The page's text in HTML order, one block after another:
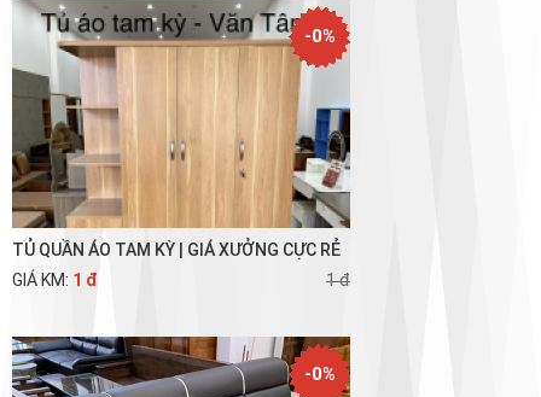
TỦ QUẦN ÁO TAM KỲ | GIÁ XƯỞNG CỰC RẺ
GIÁ KM: 1 đ 1 đ
-0%
-0%